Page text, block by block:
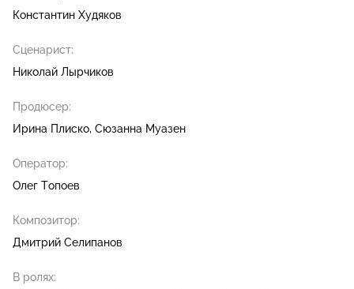
Константин Худяков
Сценарист:
Николай Лырчиков
Продюсер:
Ирина Плиско Сюзанна Муазен
Оператор:
Олег Топоев
Композитор:
Дмитрий Селипанов
В ролях: